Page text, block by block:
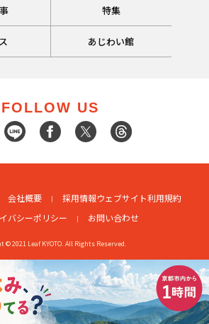
特集
あじわい館
FOLLOW US
会社概要 採用情報ウェブサイト利用規約
バシーポリシー
お問い合わせ
© 2021 Leaf KYOTO. All Rights Reserved.